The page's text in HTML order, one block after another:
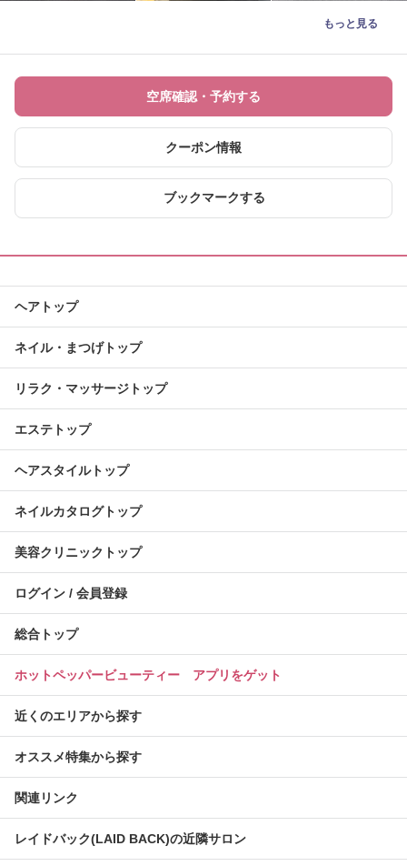
もっと見る
空席確認・予約する
クーポン情報
ブックマークする
ヘアトップ
ネイル・まつげトップ
リラク・マッサージトップ
エステトップ
ヘアスタイルトップ
ネイルカタログトップ
美容クリニックトップ
ログイン / 会員登録
総合トップ
ホットペッパービューティー アプリをゲット
近くのエリアから探す
オススメ特集から探す
関連リンク
レイドバック(LAID BACK)の近隣サロン